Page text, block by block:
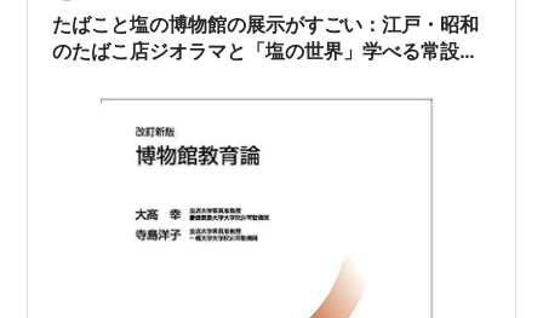
■ ラ…
たばこと塩の博物館の展示がすごい：江戸・昭和
のたばこ店ジオラマと「塩の世界」学べる常設展
その2）